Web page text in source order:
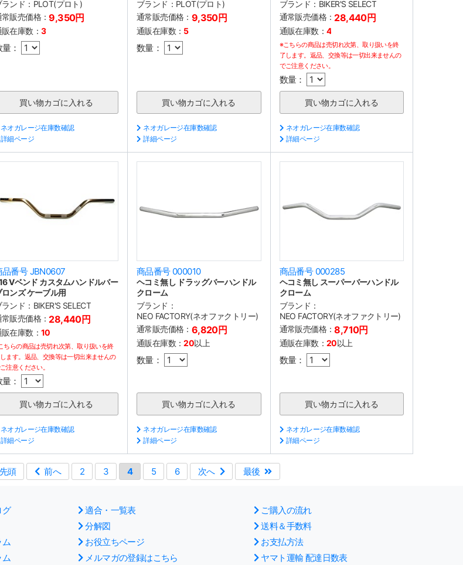
ランド： PLOT(プロト)
常販売価格：9,350円
在庫数： 3
：
ネオガレージ在庫数確認
詳細ページ
ブランド： PLOT(プロト)
通常販売価格： 9,350円
通販在庫数： 5
数量：
ネオガレージ在庫数確認
詳細ページ
ブランド： BIKER'S SELECT
通常販売価格： 28,440円
通販在庫数： 4
※こちらの商品は売切れ次第、取り扱いを終
了します。返品、交換等は一切出来ませんの
でご注意ください。
数量：
ネオガレージ在庫数確認
詳細ページ
品番号 JBN0607
Vベンド カスタムハンドルバー
ロンズ ケーブル用
ランド： BIKER'S SELECT
販売価格： 28,440円
在庫数： 10
ちらの商品は売切れ次第、取り扱いを終
ます。返品、交換等は一切出来ませんの
注意ください。
：
ネオガレージ在庫数確認
詳細ページ
商品番号 000010
ヘコミ無し ドラッグバーハンドル
クローム
ブランド：
NEO FACTORY(ネオファクトリー)
通常販売価格： 6,820円
通販在庫数：20以上
数量：
ネオガレージ在庫数確認
詳細ページ
商品番号 000285
ヘコミ無し スーパーバーハンドル
クローム
ブランド：
NEO FACTORY(ネオファクトリー)
通常販売価格：8,710円
通販在庫数： 20以上
数量：
ネオガレージ在庫数確認
詳細ページ
先頭 前へ 2 3 4 5 6 次へ 最後
グ
ム
ム
適合・一覧表
分解図
お役立ちページ
メルマガの登録はこちら
ご購入の流れ
送料＆手数料
お支払方法
ヤマト運輸 配達日数表